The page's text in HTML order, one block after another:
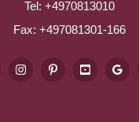
Tel: +4970813010
Fax: +497081301-166